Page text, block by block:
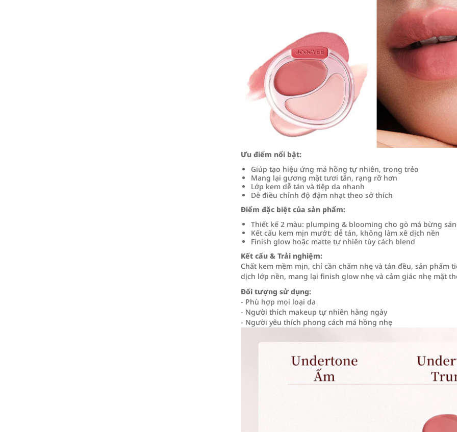
Ưu điểm nổi bật:
Giúp tạo hiệu ứng má hồng tự nhiên, trong trẻo
Mang lại gương mặt tươi tắn, rạng rỡ hơn
Lớp kem dễ tán và tiệp da nhanh
Dễ điều chỉnh độ đậm nhạt theo sở thích
Điểm đặc biệt của sản phẩm:
Thiết kế 2 màu: plumping & blooming cho gò má bừng
Kết cấu kem mịn mướt: dễ tán, không làm xê dịch nền
Finish glow hoặc matte tự nhiên tùy cách blend
Kết cấu & Trải nghiệm:
Chất kem mềm mịn, chỉ cần chấm nhẹ và tán đều, sản
dịch lớp nền, mang lại finish glow nhẹ và cảm giác nhẹ mặt
Đối tượng sử dụng:
- Phù hợp mọi loại da
- Người thích makeup tự nhiên hằng ngày
- Người yêu thích phong cách má hồng nhẹ